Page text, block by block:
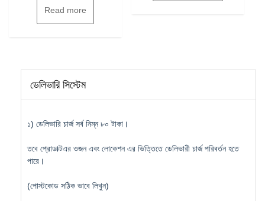
Read more
ডেলিভারি সিস্টেম
১) ডেলিভারি চার্জ সর্ব নিম্ন ৮০ টাকা।
তবে প্রোডাক্টএর ওজন এবং লোকেশন এর ভিত্তিতে ডেলিভারী চার্জ পরিবর্তন হতে
পারে।
(পোস্টকোড সঠিক ভাবে লিখুন)